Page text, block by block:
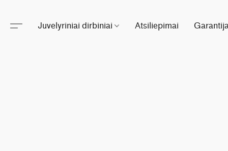
Juvelyriniai dirbiniai Atsiliepimai